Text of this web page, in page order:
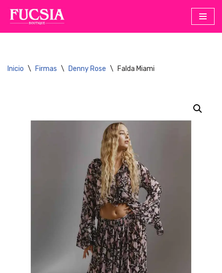
Saltar
Inicio \ Firmas \ Denny Rose \ Falda Miami